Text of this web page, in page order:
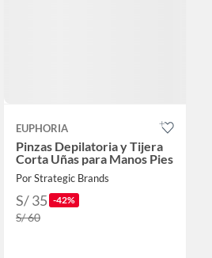
EUPHORIA
Pinzas Depilatoria y Tijera
Corta Uñas para Manos Pies
Por Strategic Brands
S/ 35 -42%
S/ 60